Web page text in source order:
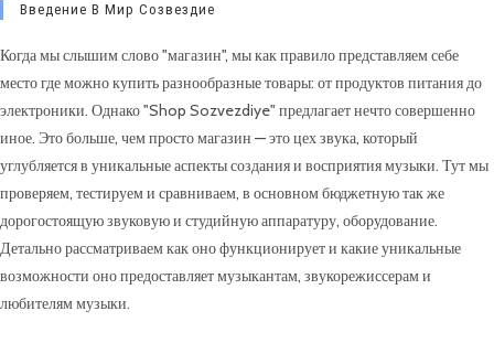
Введение В Мир Созвездие
Когда мы слышим слово "магазин", мы как правило представляем себе
место где можно купить разнообразные товары: от продуктов питания до
электроники. Однако "Shop Sozvezdiye" предлагает нечто совершенно
иное. Это больше, чем просто магазин — это цех звука, который
углубляется в уникальные аспекты создания и восприятия музыки. Тут мы
проверяем, тестируем и сравниваем, в основном бюджетную так же
дорогостоящую звуковую и студийную аппаратуру, оборудование.
Детально рассматриваем как оно функционирует и какие уникальные
возможности оно предоставляет музыкантам, звукорежиссерам и
любителям музыки.